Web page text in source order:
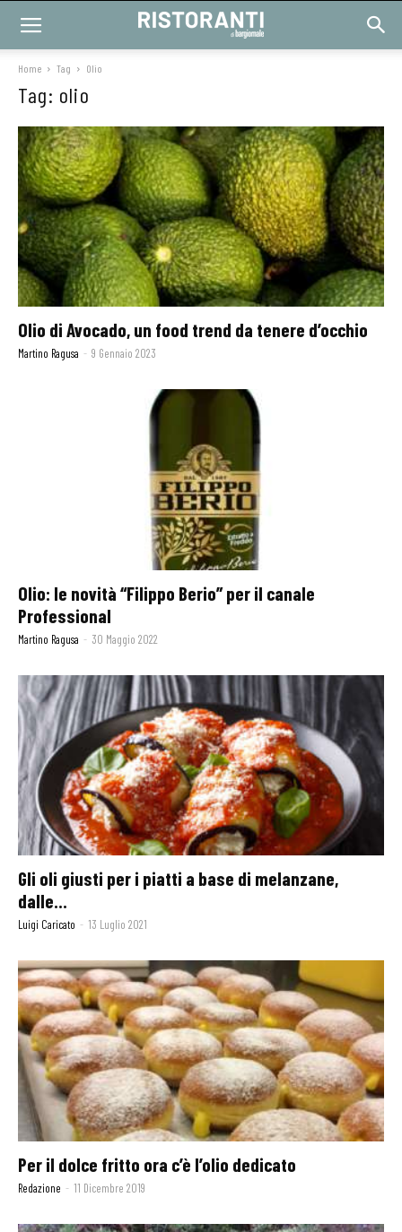
Home Tag Olio
Tag: olio
Olio di Avocado, un food trend da tenere d’occhio
Martino Ragusa - 9 Gennaio 2023
Olio: le novità “Filippo Berio” per il canale
Professional
Martino Ragusa - 30 Maggio 2022
Gli oli giusti per i piatti a base di melanzane,
dalle...
Luigi Caricato - 13 Luglio 2021
Per il dolce fritto ora c’è l’olio dedicato
Redazione - 11 Dicembre 2019